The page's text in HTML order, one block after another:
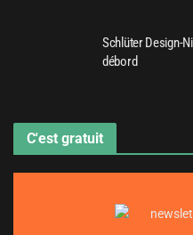
Schlüter Design-
débord
C'est gratuit